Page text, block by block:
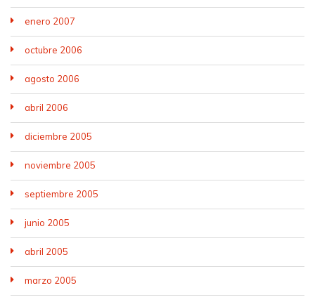
enero 2007
octubre 2006
agosto 2006
abril 2006
diciembre 2005
noviembre 2005
septiembre 2005
junio 2005
abril 2005
marzo 2005